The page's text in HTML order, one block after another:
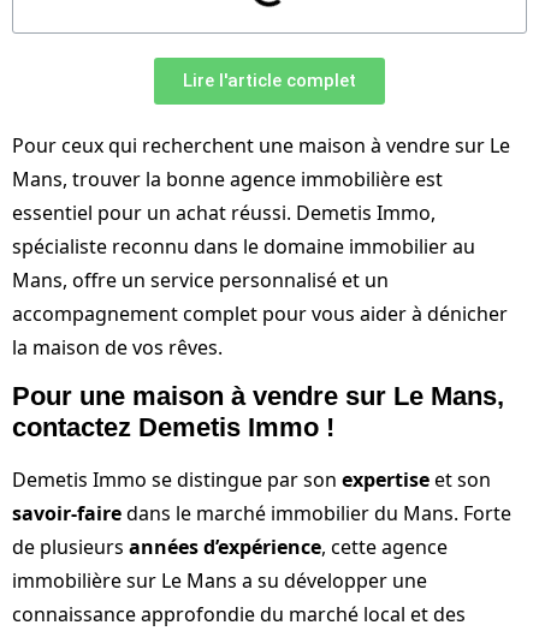
Lire l'article complet
Pour ceux qui recherchent une maison à vendre sur Le
Mans, trouver la bonne agence immobilière est
essentiel pour un achat réussi. Demetis Immo,
spécialiste reconnu dans le domaine immobilier au
Mans, offre un service personnalisé et un
accompagnement complet pour vous aider à dénicher
la maison de vos rêves.
Pour une maison à vendre sur Le Mans,
contactez Demetis Immo !
Demetis Immo se distingue par son expertiseet son
savoir-fairedans le marché immobilier du Mans. Forte
de plusieurs années d’expérience, cette agence
immobilière sur Le Mans a su développer une
connaissance approfondie du marché local et des